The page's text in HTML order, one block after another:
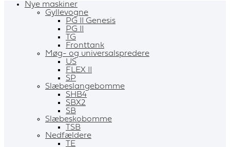
Nye maskiner
Gyllevogne
PG II Genesis
PG II
TG
Fronttank
Møg- og universalspredere
US
FLEX II
SP
Slæbeslangebomme
SHB4
SBX2
SB
Slæbeskobomme
TSB
Nedfældere
TE